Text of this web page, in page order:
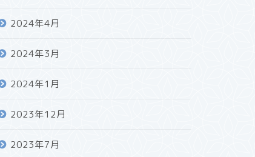
2024年4月
2024年3月
2024年1月
2023年12月
2023年7月